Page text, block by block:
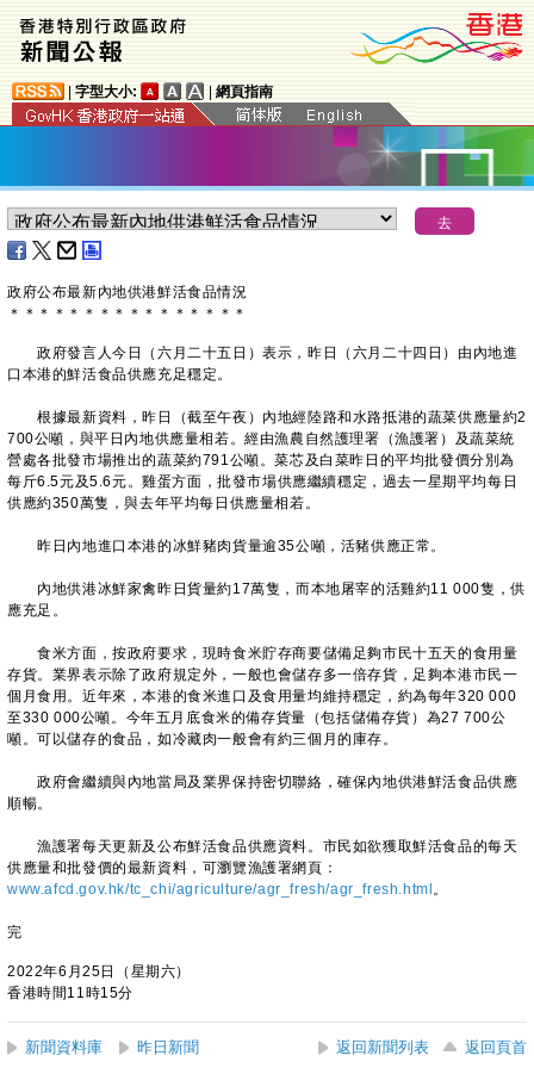
字型大小: 網頁指南
政府公布最新內地供港鮮活食品情況
＊ ＊ ＊ ＊ ＊ ＊ ＊ ＊ ＊ ＊ ＊ ＊ ＊ ＊ ＊ ＊
政府發言人今日（六月二十五日）表示，昨日（六月二十四日）由內地進
口本港的鮮活食品供應充足穩定。
根據最新資料，昨日（截至午夜）內地經陸路和水路抵港的蔬菜供應量約2
700公噸，與平日內地供應量相若。經由漁農自然護理署（漁護署）及蔬菜統
營處各批發市場推出的蔬菜約791公噸。菜芯及白菜昨日的平均批發價分別為
每斤6.5元及5.6元。雞蛋方面，批發市場供應繼續穩定，過去一星期平均每日
供應約350萬隻，與去年平均每日供應量相若。
昨日內地進口本港的冰鮮豬肉貨量逾35公噸，活豬供應正常。
內地供港冰鮮家禽昨日貨量約17萬隻，而本地屠宰的活雞約11 000隻，供
應充足。
食米方面，按政府要求，現時食米貯存商要儲備足夠市民十五天的食用量
存貨。業界表示除了政府規定外，一般也會儲存多一倍存貨，足夠本港市民一
個月食用。近年來，本港的食米進口及食用量均維持穩定，約為每年320 000
至330 000公噸。今年五月底食米的備存貨量（包括儲備存貨）為27 700公
噸。可以儲存的食品，如冷藏肉一般會有約三個月的庫存。
政府會繼續與內地當局及業界保持密切聯絡，確保內地供港鮮活食品供應
順暢。
漁護署每天更新及公布鮮活食品供應資料。市民如欲獲取鮮活食品的每天
供應量和批發價的最新資料，可瀏覽漁護署網頁：
www.afcd.gov.hk/tc_chi/agriculture/agr_fresh/agr_fresh.html 。
完
2022年6月25日（星期六）
香港時間11時15分
新聞資料庫 昨日新聞 返回新聞列表 返回頁首